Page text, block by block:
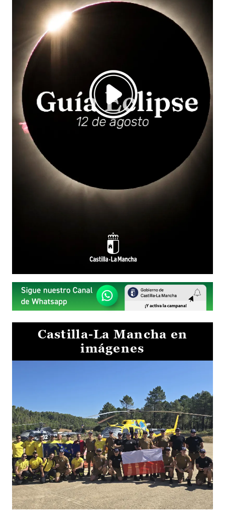
Castilla-La Mancha en
imágenes